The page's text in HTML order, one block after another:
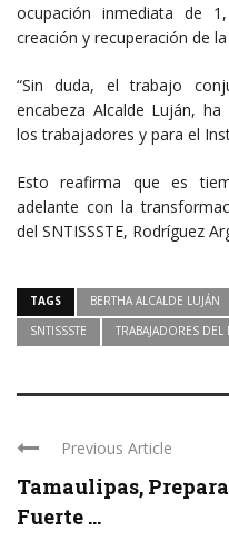
ocupación inmediata de
creación y recuperación de
“Sin duda, el trabajo
encabeza Alcalde Luján,
los trabajadores y para el
Esto reafirma que es
adelante con la
del SNTISSSTE, Rodríguez
TAGS BERTHA ALCALDE LUJÁN
SNTISSSTE
TRABAJADORES DEL
Previous Article
Tamaulipas,
Fuerte ...